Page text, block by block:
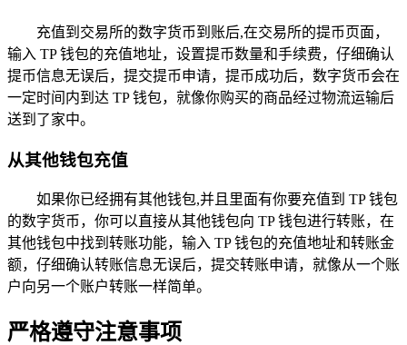
充值到交易所的数字货币到账后,在交易所的提币页面，
输入 TP 钱包的充值地址，设置提币数量和手续费，仔细确认
提币信息无误后，提交提币申请，提币成功后，数字货币会在
一定时间内到达 TP 钱包，就像你购买的商品经过物流运输后
送到了家中。
从其他钱包充值
如果你已经拥有其他钱包,并且里面有你要充值到 TP 钱包
的数字货币，你可以直接从其他钱包向 TP 钱包进行转账，在
其他钱包中找到转账功能，输入 TP 钱包的充值地址和转账金
额，仔细确认转账信息无误后，提交转账申请，就像从一个账
户向另一个账户转账一样简单。
严格遵守注意事项